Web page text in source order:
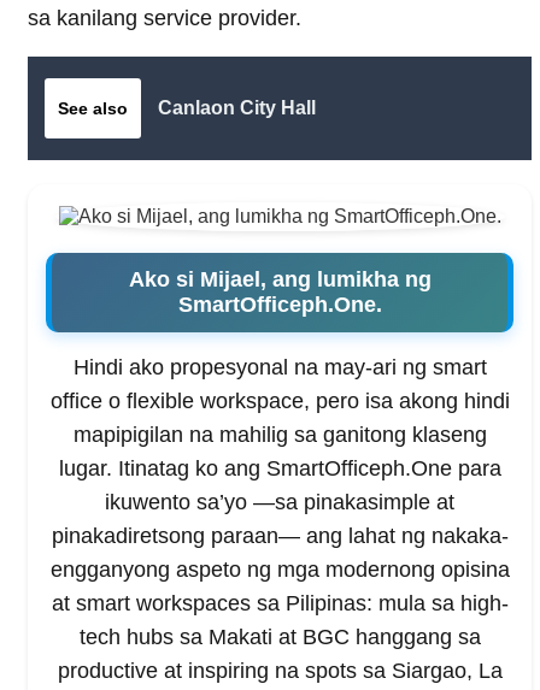
sa kanilang service provider.
See also Canlaon City Hall
Ako si Mijael, ang lumikha ng
SmartOfficeph.One.
Hindi ako propesyonal na may-ari ng smart
office o flexible workspace, pero isa akong hindi
mapipigilan na mahilig sa ganitong klaseng
lugar. Itinatag ko ang SmartOfficeph.One para
ikuwento sa’yo —sa pinakasimple at
pinakadiretsong paraan— ang lahat ng nakaka-
engganyong aspeto ng mga modernong opisina
at smart workspaces sa Pilipinas: mula sa high-
tech hubs sa Makati at BGC hanggang sa
productive at inspiring na spots sa Siargao, La